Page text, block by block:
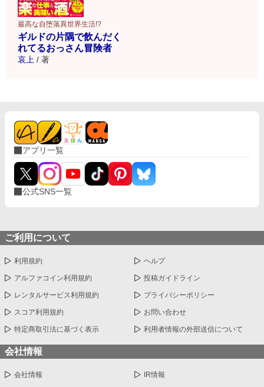
最高な自堕落異世界生活!?
ギルドの片隅で飲んだく
れてるおっさん冒険者
哀上 / 著
アプリ一覧
公式SNS一覧
ご利用について
利用規約 ヘルプ
アルファコイン利用規約 投稿ガイドライン
レンタルサービス利用規約 プライバシーポリシー
スコア利用規約 お問い合わせ
特定商取引法に基づく表示 利用者情報の外部送信について
会社情報
会社情報 IR情報